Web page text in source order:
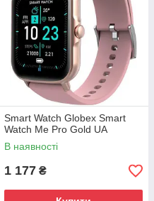
Smart Watch Globex Smart
Watch Me Pro Gold UA
В наявності
1 177 ₴